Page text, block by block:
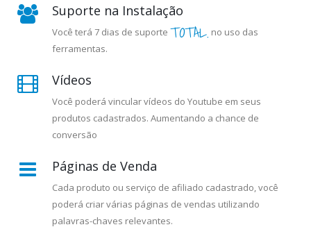
Suporte na Instalação
Você terá 7 dias de suporte TOTAL. no uso das
ferramentas.
Vídeos
Você poderá vincular vídeos do Youtube em seus
produtos cadastrados. Aumentando a chance de
conversão
Páginas de Venda
Cada produto ou serviço de afiliado cadastrado, você
poderá criar várias páginas de vendas utilizando
palavras-chaves relevantes.